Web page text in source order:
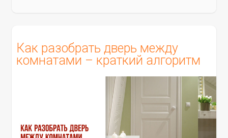
Как разобрать дверь между
комнатами – краткий алгоритм